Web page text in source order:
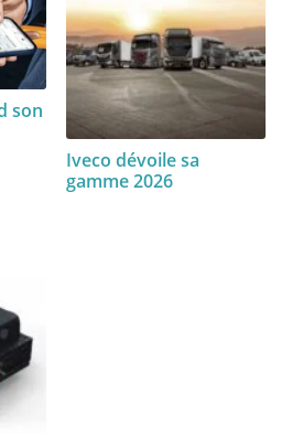
son
Iveco dévoile sa
gamme 2026